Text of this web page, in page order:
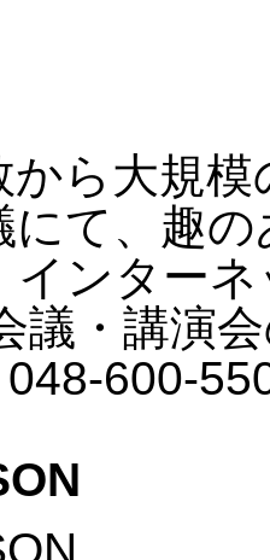
から大規
にて、趣
インター
議・講演
048-600-